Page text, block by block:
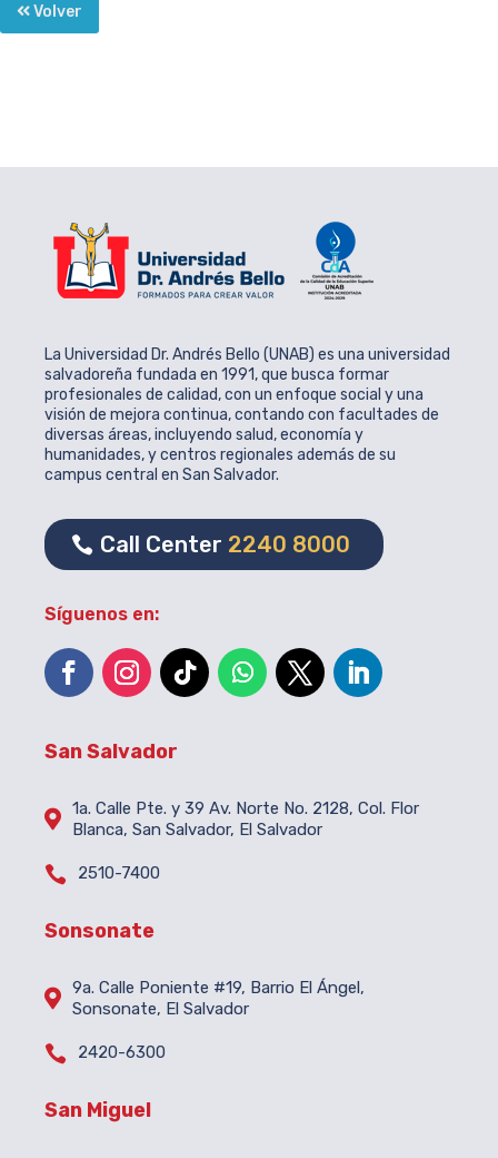
Volver
La Universidad Dr. Andrés Bello (UNAB) es una universidad
salvadoreña fundada en 1991, que busca formar
profesionales de calidad, con un enfoque social y una
visión de mejora continua, contando con facultades de
diversas áreas, incluyendo salud, economía y
humanidades, y centros regionales además de su
campus central en San Salvador.
Call Center 2240 8000
Síguenos en:
San Salvador
 1a. Calle Pte. y 39 Av. Norte No. 2128, Col. Flor
Blanca, San Salvador, El Salvador
 2510-7400
Sonsonate
 9a. Calle Poniente #19, Barrio El Ángel,
Sonsonate, El Salvador
 2420-6300
San Miguel